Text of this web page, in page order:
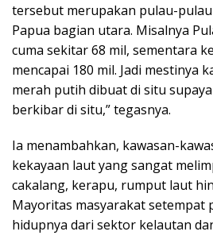
tersebut merupakan pulau-
Papua bagian utara. Misalnya
cuma sekitar 68 mil, sementara
mencapai 180 mil. Jadi mestinya
merah putih dibuat di situ
berkibar di situ,” tegasnya.
Ia menambahkan, kawasan-
kekayaan laut yang sangat
cakalang, kerapu, rumput laut
Mayoritas masyarakat setempat
hidupnya dari sektor kelautan